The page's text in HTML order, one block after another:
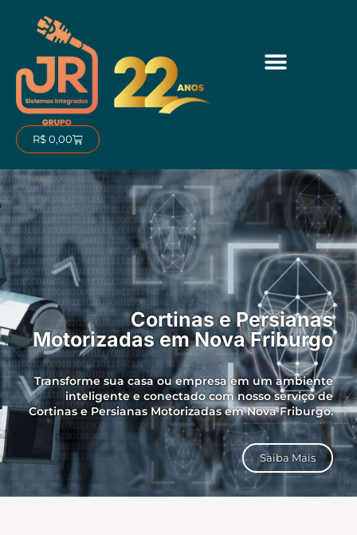
conteúdo
R$0,00Carrinho
Cortinas e Persianas
Motorizadas em Nova Friburgo
Transforme sua casa ou empresa em um ambiente
inteligente e conectado com nosso serviço de
Cortinas e Persianas Motorizadas em Nova Friburgo.
Saiba Mais